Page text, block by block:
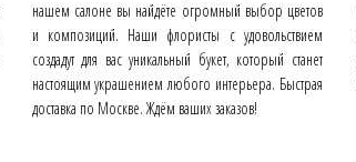
нашем салоне вы найдёте огромный выбор цветов
и композиций. Наши флористы с удовольствием
создадут для вас уникальный букет, который станет
настоящим украшением любого интерьера. Быстрая
доставка по Москве. Ждём ваших заказов!